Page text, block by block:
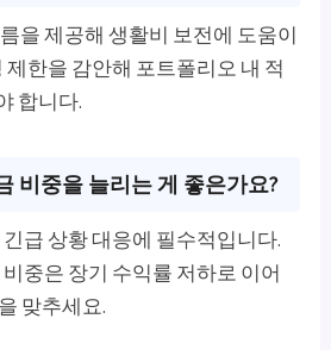
을 제공해 생활비 보전에 도움이
제한을 감안해 포트폴리오 내 적
합니다.
비중을 늘리는 게 좋은가요?
급 상황 대응에 필수적입니다.
중은 장기 수익률 저하로 이어
맞추세요.